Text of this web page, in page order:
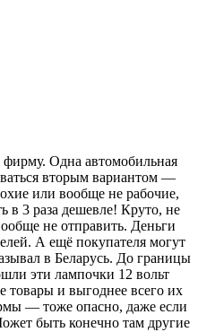
Одна автомобильная
вторым вариантом —
или вообще не рабочие,
в 3 раза дешевле! Круто, не
не отправить. Деньги
А ещё покупателя могут
в Беларусь. До границы
эти лампочки 12 вольт
и выгоднее всего их
— тоже опасно, даже если
быть конечно там другие